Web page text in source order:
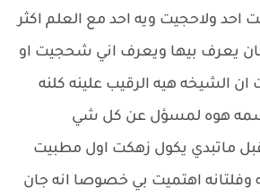
ولاحجيت ويه احد مع العلم اكثر
يعرف بيها ويعرف اني شحجيت او
الشيخه هيه الرقيب علينه كلنه
هوه لمسؤل عن كل شي
ماتبدي يكول زهكت اول مطبيت
وفلتانه اهتميت بي خصوصا انه جان